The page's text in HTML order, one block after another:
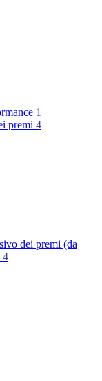
1
premi 4
dei premi (da
4